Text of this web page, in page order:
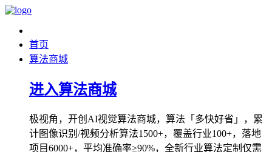
首页
算法商城
进入算法商城
极视角，开创AI视觉算法商城，算法「多快好省」，累
计图像识别/视频分析算法1500+，覆盖行业100+，落地
项目6000+，平均准确率≥90%，全新行业算法定制仅需